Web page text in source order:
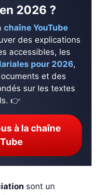
2026 ?
chaîne YouTube
des explications
accessibles, les
pour 2026,
et des
sur les textes
👉
à la chaîne
sont un